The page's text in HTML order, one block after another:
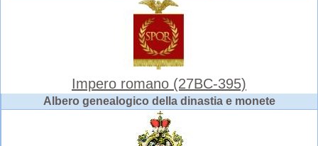
Impero romano (27BC-395)
Albero genealogico della dinastia e monete